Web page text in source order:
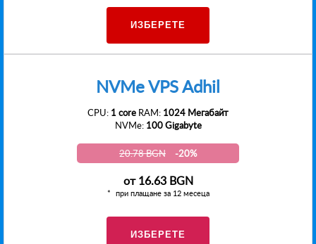
ИЗБЕРЕТЕ
NVMe VPS Adhil
CPU: 1 core RAM: 1024 Мегабайт
NVMe: 100 Gigabyte
20.78 BGN -20%
от16.63 BGN
при плащане за 12 месеца
ИЗБЕРЕТЕ